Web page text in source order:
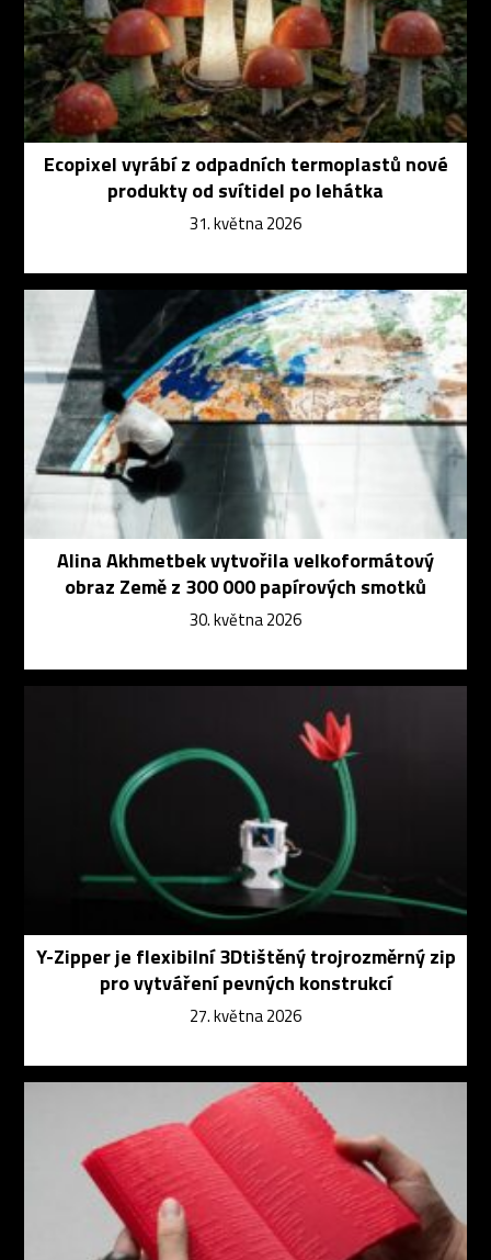
Ecopixel vyrábí z odpadních termoplastů nové
produkty od svítidel po lehátka
31. května 2026
Alina Akhmetbek vytvořila velkoformátový
obraz Země z 300 000 papírových smotků
30. května 2026
Y-Zipper je flexibilní 3Dtištěný trojrozměrný zip
pro vytváření pevných konstrukcí
27. května 2026